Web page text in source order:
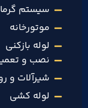
سیستم
موتورخانه
لوله بازکنی
نصب و
شیرآلات و
لوله کشی